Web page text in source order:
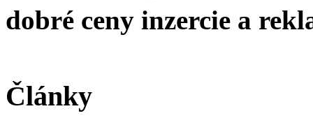
dobré ceny inzercie a
Články